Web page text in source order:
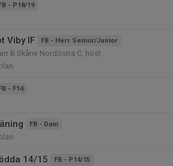
- P18/19
Viby IF FB - Herr Senior/Junior
B Skåne Nordöstra C, höst
- F14
FB - Dam
14/15 FB - P14/15